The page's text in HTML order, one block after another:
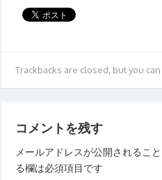
Trackbacks are closed, but you
コメントを残す
メールアドレスが公開されること
る欄は必須項目です